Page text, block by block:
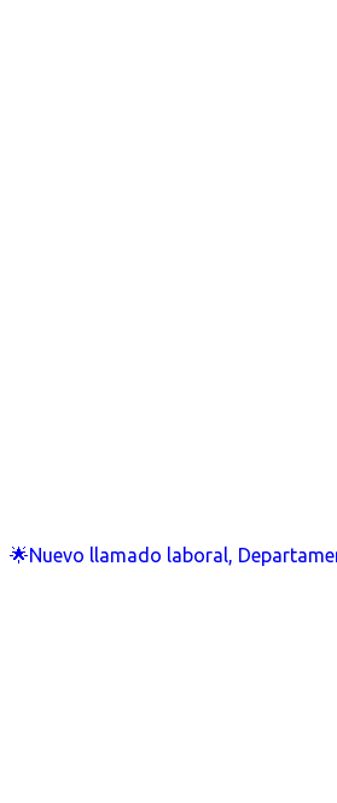
🌟Nuevo llamado laboral,